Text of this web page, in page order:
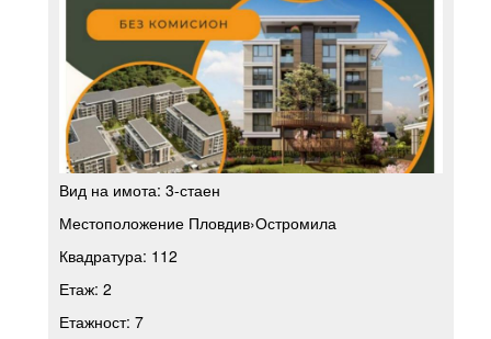
Вид на имота: 3-стаен
Местоположение Пловдив›Остромила
Квадратура: 112
Етаж: 2
Етажност: 7